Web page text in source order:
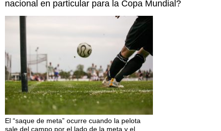
nacional en particular para la Copa Mundial?
El “saque de meta” ocurre cuando la pelota
sale del campo por el lado de la meta y el